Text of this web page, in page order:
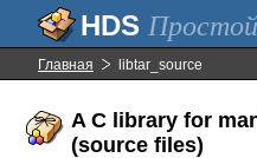
Простой
Главная libtar_source
A C library for
(source files)